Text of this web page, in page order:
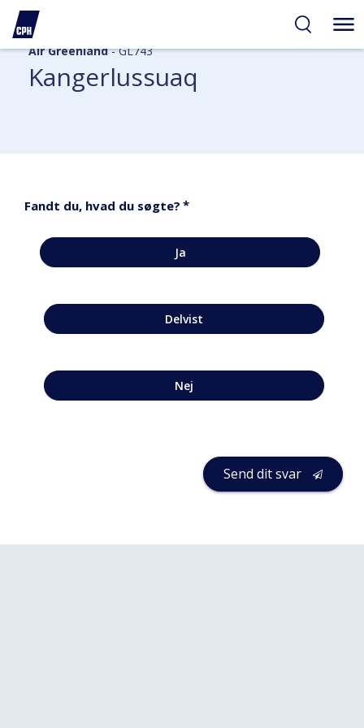
Air Greenland- GL743
Kangerlussuaq
Fandt du, hvad du søgte? *
Ja
Delvist
Nej
Send dit svar